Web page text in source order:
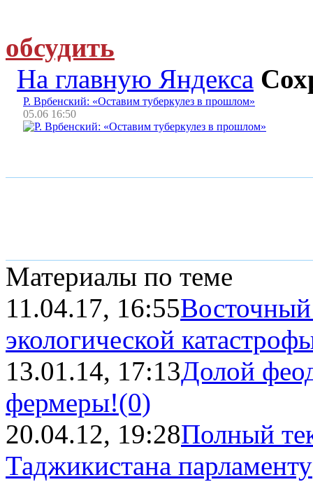
обсудить
На главную Яндекса
Р. Врбенский: «Оставим туберкулез в прошлом»
05.06 16:50
Материалы по теме
11.04.17, 16:55
экологической
13.01.14, 17:13Долой
фермеры!(0)
20.04.12, 19:28Полный
Таджикистана парламенту